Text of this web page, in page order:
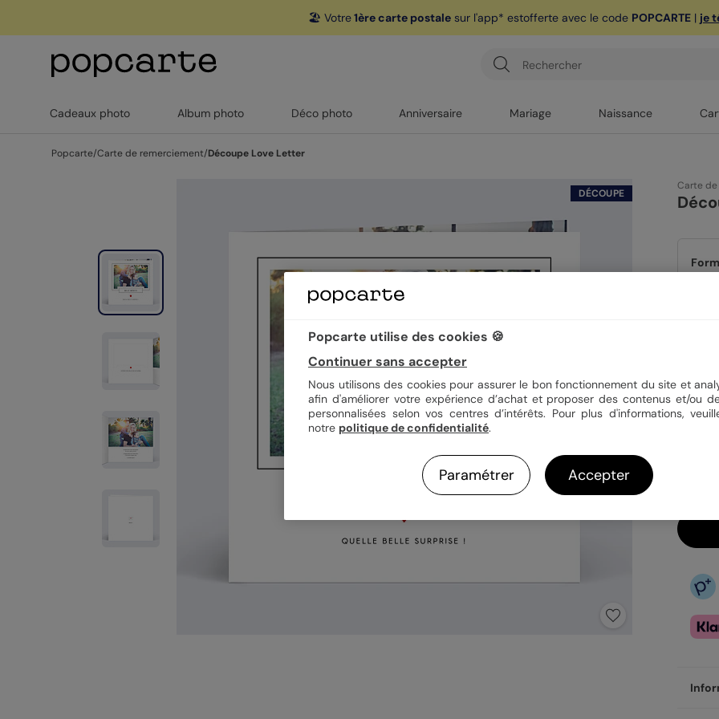
🏖️ Votre1ère carte postalesur l'app* estofferte avec le code POPCARTE| je
Cadeaux photo Album photo Déco photo Anniversaire Mariage Naissance
Popcarte/Carte de remerciement/Découpe Love Letter
DÉCOUPE
Carte
Popcarte utilise des cookies 🍪
Continuer sans accepter
Nous utilisons des cookies pour assurer le bon fonctionnement du site et
afin d'améliorer votre expérience d’achat et proposer des contenus et/ou
personnalisées selon vos centres d’intérêts. Pour plus d'informations,
notre politique de confidentialité.
Paramétrer Accepter